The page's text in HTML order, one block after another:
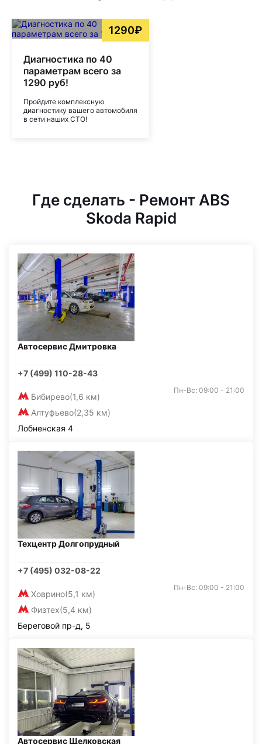
1290₽
Диагностика по 40
параметрам всего за
1290 руб!
Пройдите комплексную
диагностику вашего автомобиля
в сети наших СТО!
Где сделать - Ремонт ABS
Skoda Rapid
Автосервис Дмитровка
+7 (499) 110-28-43
Бибирево(1,6 км)
Алтуфьево(2,35 км)
Пн-Вс: 09:00 - 21:00
Лобненская 4
Техцентр Долгопрудный
+7 (495) 032-08-22
Ховрино(5,1 км)
Физтех(5,4 км)
Пн-Вс: 09:00 - 21:00
Береговой пр-д, 5
Автосервис Щелковская